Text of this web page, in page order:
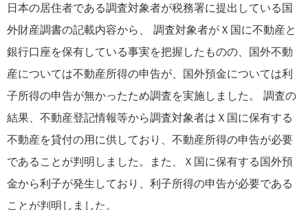
日本の居住者である調査対象者が税務署に提出している国
外財産調書の記載内容から、 調査対象者がＸ国に不動産と
銀行口座を保有している事実を把握したものの、国外不動
産については不動産所得の申告が、国外預金については利
子所得の申告が無かったため調査を実施しました。 調査の
結果、不動産登記情報等から調査対象者はＸ国に保有する
不動産を貸付の用に供しており、不動産所得の申告が必要
であることが判明しました。また、Ｘ国に保有する国外預
金から利子が発生しており、利子所得の申告が必要である
ことが判明しました。